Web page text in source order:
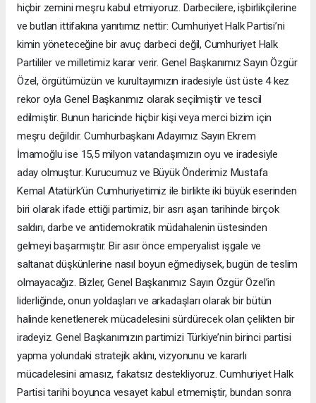
hiçbir zemini meşru kabul etmiyoruz. Darbecilere, işbirlikçilerine
ve butlan ittifakına yanıtımız nettir: Cumhuriyet Halk Partisi’ni
kimin yöneteceğine bir avuç darbeci değil, Cumhuriyet Halk
Partililer ve milletimiz karar verir. Genel Başkanımız Sayın Özgür
Özel, örgütümüzün ve kurultayımızın iradesiyle üst üste 4 kez
rekor oyla Genel Başkanımız olarak seçilmiştir ve tescil
edilmiştir. Bunun haricinde hiçbir kişi veya merci bizim için
meşru değildir. Cumhurbaşkanı Adayımız Sayın Ekrem
İmamoğlu ise 15,5 milyon vatandaşımızın oyu ve iradesiyle
aday olmuştur. Kurucumuz ve Büyük Önderimiz Mustafa
Kemal Atatürk’ün Cumhuriyetimiz ile birlikte iki büyük eserinden
biri olarak ifade ettiği partimiz, bir asrı aşan tarihinde birçok
saldırı, darbe ve antidemokratik müdahalenin üstesinden
gelmeyi başarmıştır. Bir asır önce emperyalist işgale ve
saltanat düşkünlerine nasıl boyun eğmediysek, bugün de teslim
olmayacağız. Bizler, Genel Başkanımız Sayın Özgür Özel’in
liderliğinde, onun yoldaşları ve arkadaşları olarak bir bütün
halinde kenetlenerek mücadelesini sürdürecek olan çelikten bir
iradeyiz. Genel Başkanımızın partimizi Türkiye’nin birinci partisi
yapma yolundaki stratejik aklını, vizyonunu ve kararlı
mücadelesini amasız, fakatsız destekliyoruz. Cumhuriyet Halk
Partisi tarihi boyunca vesayet kabul etmemiştir, bundan sonra